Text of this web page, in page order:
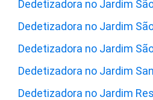
Dedetizadora no Jardim
Dedetizadora no Jardim
Dedetizadora no Jardim
Dedetizadora no Jardim
Dedetizadora no Jardim